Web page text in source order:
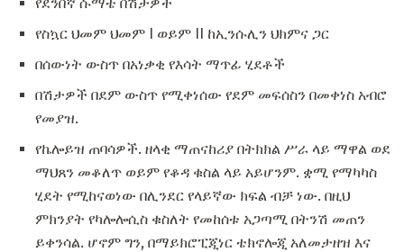
የስኳር ህመም ህመም I ወይም II ከኢንሱሊን ህክምና ጋር
በሰውነት ውስጥ በአነቃቂ የእሳት ማጥፊ ሂደቶች
በሽታዎች በደም ውስጥ የሚቀነሰው የደም መፍሰስን በመቀነስ አብሮ
የመያዝ.
የኬሎይዝ ጠባሳዎች. ዘላቂ ማጠናከሪያ በትክክል ሥራ ላይ ማዋል ወደ
ማህጸን መቆለጥ ወይም የቆዳ ቁስል ላይ አይሆንም. ቋሚ የማካካስ
ሂደት የሚከናወነው በሊንደር የላይኛው ክፍል ብቻ ነው. በዚህ
ምክንያት የካሎሎሲስ ቁስለት የመከሰቱ አጋጣሚ በትንሽ መጠን
ይቀንሳል. ሆኖም ግን, በማይክሮፒጂነር ቴክኖሎጂ አለመታዘዝ እና